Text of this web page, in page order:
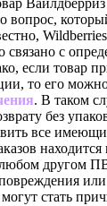
Вайлдберриз
вопрос,
связано с
если товар
то его
. В таком
без
все
находится
другом
стать